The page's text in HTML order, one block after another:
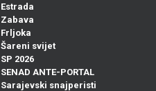
Estrada
Zabava
Frljoka
Šareni svijet
SP 2026
SENAD ANTE-PORTAL
Sarajevski snajperisti